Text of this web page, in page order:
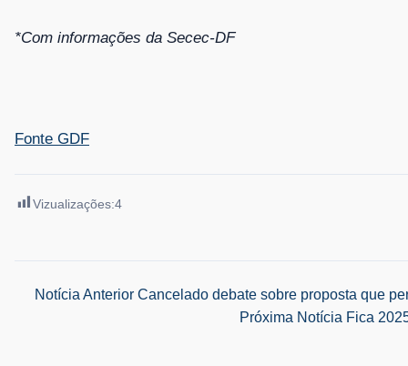
*Com informações da Secec-DF
Fonte GDF
Vizualizações:4
Navegação
Notícia Anterior Cancelado debate sobre proposta que
Próxima Notícia Fica